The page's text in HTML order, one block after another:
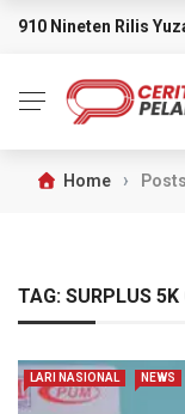
BREAKING NEWS
910 Nineten Rilis
Home ›
TAG: SURPLUS
LARI NASIONAL NEWS